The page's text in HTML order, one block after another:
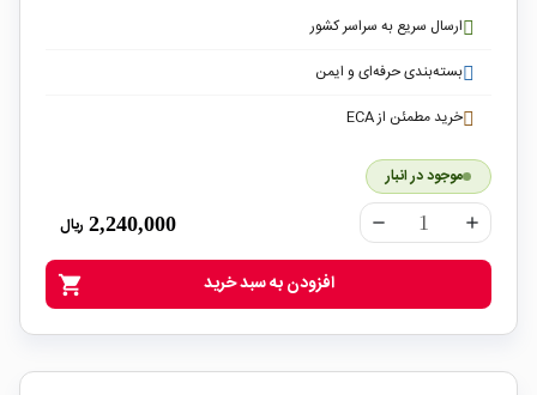
ارسال سریع به سراسر کشور
بسته‌بندی حرفه‌ای و ایمن
خرید مطمئن از ECA
موجود در انبار
remove add
2,240,000 ریال
shopping_cart افزودن به سبد خرید